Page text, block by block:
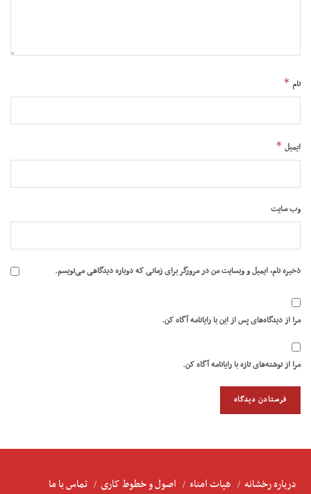
نام *
ایمیل *
وب‌ سایت
ذخیره نام، ایمیل و وبسایت من در مرورگر برای زمانی که دوباره دیدگاهی می‌نویسم.
مرا از دیدگاه‌های پس از این با رایانامه آگاه کن.
مرا از نوشته‌های تازه با رایانامه آگاه کن.
درباره رخشانه هیات امناء اصول و خطوط کاری تماس با ما